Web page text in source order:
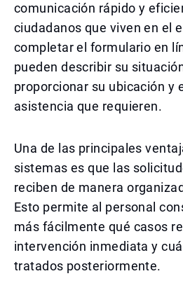
comunicación rápido y
ciudadanos que viven en el
completar el formulario en
pueden describir su
proporcionar su ubicación y
asistencia que requieren.
Una de las principales
sistemas es que las
reciben de manera
Esto permite al personal
más fácilmente qué casos
intervención inmediata y
tratados posteriormente.